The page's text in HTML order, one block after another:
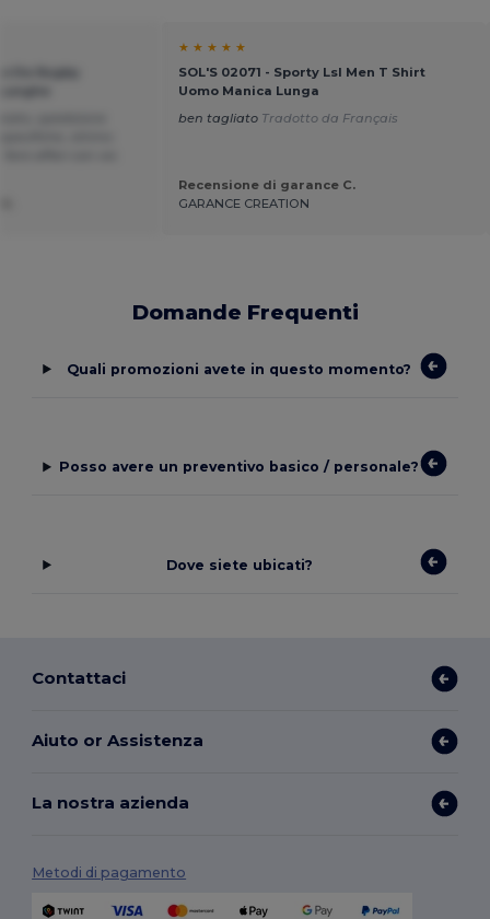
★ ★ ★ ★ ★
SOL'S 02071 - Sporty Lsl Men T Shirt
Uomo Manica Lunga
ben tagliato Tradotto da Français
Recensione di garance C.
GARANCE CREATION
Domande Frequenti
Quali promozioni avete in questo momento?
Posso avere un preventivo basico / personale?
Dove siete ubicati?
Contattaci
Aiuto or Assistenza
La nostra azienda
Metodi di pagamento